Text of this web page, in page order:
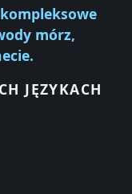
mórz,
JĘZYKACH